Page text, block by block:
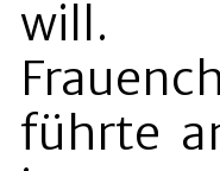
will.
führte